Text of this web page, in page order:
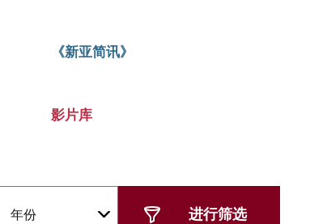
《新亚简讯》
影片库
年份